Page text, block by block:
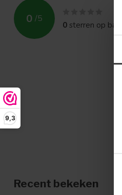
9,3
0 /5
0sterren op
Recent bekeken